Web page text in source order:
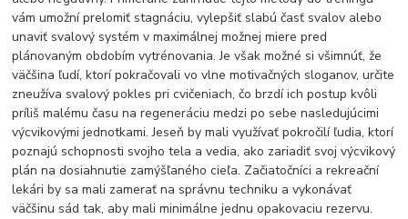
vám umožní prelomiť stagnáciu, vylepšiť slabú časť svalov alebo
unaviť svalový systém v maximálnej možnej miere pred
plánovaným obdobím vytrénovania. Je však možné si všimnúť, že
väčšina ľudí, ktorí pokračovali vo vlne motivačných sloganov, určite
zneužíva svalový pokles pri cvičeniach, čo brzdí ich postup kvôli
príliš malému času na regeneráciu medzi po sebe nasledujúcimi
výcvikovými jednotkami. Jeseň by mali využívať pokročilí ľudia, ktorí
poznajú schopnosti svojho tela a vedia, ako zariadiť svoj výcvikový
plán na dosiahnutie zamýšľaného cieľa. Začiatočníci a rekreační
lekári by sa mali zamerať na správnu techniku a vykonávať
väčšinu sád tak, aby mali minimálne jednu opakovaciu rezervu.